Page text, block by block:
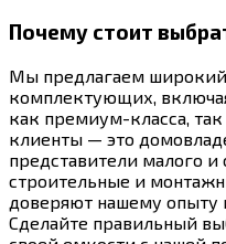
Почему стоит
Мы предлагаем
комплектующих,
как премиум-класса,
клиенты — это
представители малого и
строительные и
доверяют нашему опыту
Сделайте правильный